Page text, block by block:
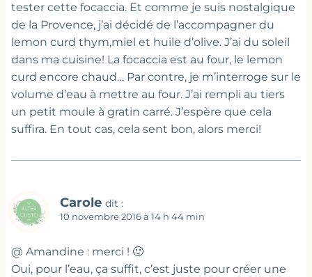
tester cette focaccia. Et comme je suis nostalgique
de la Provence, j’ai décidé de l’accompagner du
lemon curd thym,miel et huile d’olive. J’ai du soleil
dans ma cuisine! La focaccia est au four, le lemon
curd encore chaud… Par contre, je m’interroge sur le
volume d’eau à mettre au four. J’ai rempli au tiers
un petit moule à gratin carré. J’espère que cela
suffira. En tout cas, cela sent bon, alors merci!
Carole dit :
10 novembre 2016 à 14 h 44 min
@ Amandine : merci ! 🙂
Oui, pour l’eau, ça suffit, c’est juste pour créer une